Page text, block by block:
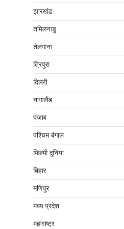
झारखंड
तमिलनाडु
तेलंगाना
त्रिपुरा
दिल्‍ली
नागालैंड
पंजाब
पश्चिम बंगाल
फिल्मी दुनिया
बिहार
मणिपुर
मध्‍य प्रदेश
महाराष्‍ट्र